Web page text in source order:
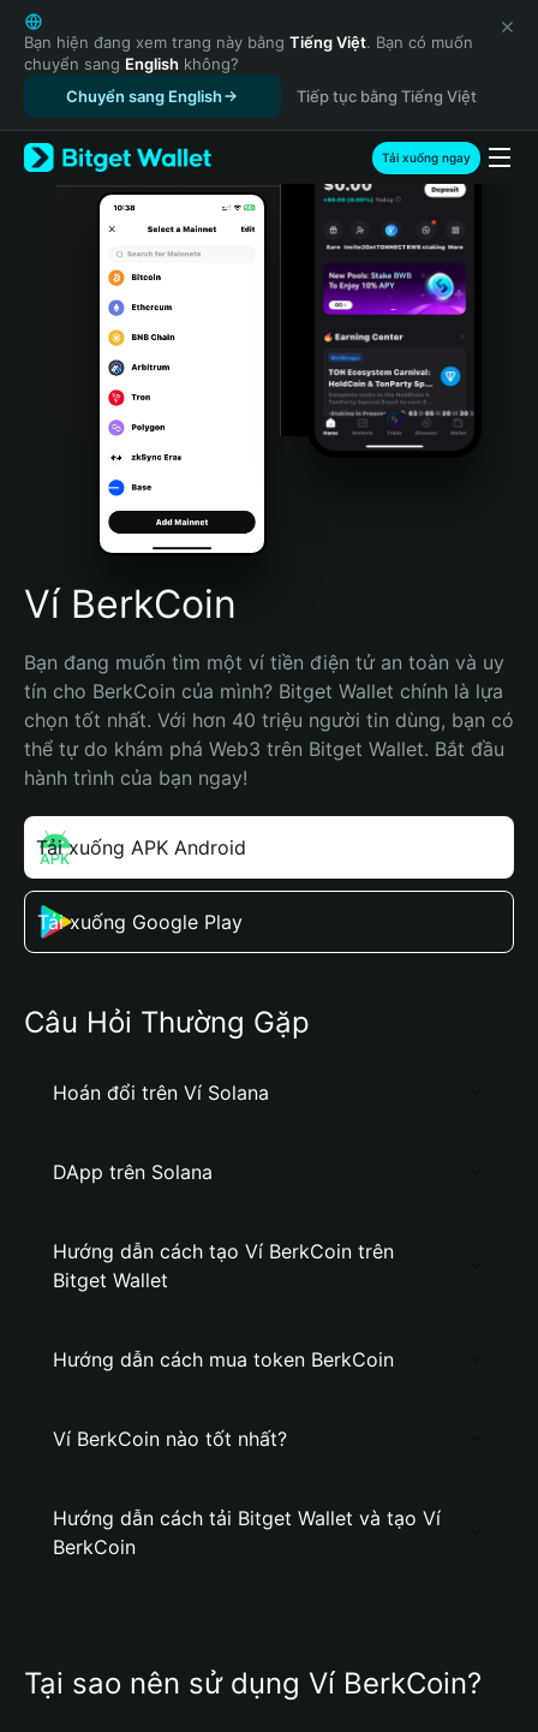
English
日本語
Tiếng Việt
Русский
Español (Latinoamérica)
Türkçe
Italiano
Português (Portugal)
Bahasa Indonesia
Português (Brasil)
Español (Argentina)
Bạn hiện đang xem trang này bằng Tiếng Việt. Bạn có muốn
chuyển sang English không?
Chuyển sang English
Tiếp tục bằng Tiếng Việt
Tải xuống ngay
Ví BerkCoin
Bạn đang muốn tìm một ví tiền điện tử an toàn và uy
tín cho BerkCoin của mình? Bitget Wallet chính là lựa
chọn tốt nhất. Với hơn 40 triệu người tin dùng, bạn có
thể tự do khám phá Web3 trên Bitget Wallet. Bắt đầu
hành trình của bạn ngay!
Tải xuống APK Android
Tải xuống Google Play
Câu Hỏi Thường Gặp
Hoán đổi trên Ví Solana
DApp trên Solana
Hướng dẫn cách tạo Ví BerkCoin trên
Bitget Wallet
Hướng dẫn cách mua token BerkCoin
Ví BerkCoin nào tốt nhất?
Hướng dẫn cách tải Bitget Wallet và tạo Ví
BerkCoin
Tại sao nên sử dụng Ví BerkCoin?